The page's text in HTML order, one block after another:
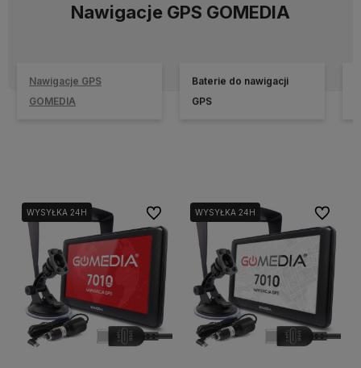
Nawigacje GPS GOMEDIA
Nawigacje GPS
GOMEDIA
Baterie do nawigacji
GPS
WYSYŁKA 24H Do ulubionychWYSYŁKA 24H Do